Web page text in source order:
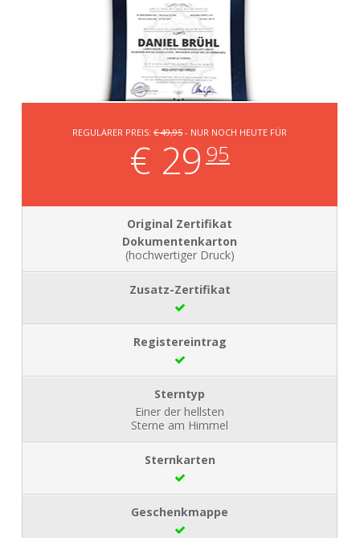
REGULÄRER PREIS: € 49,95 - NUR NOCH HEUTE FÜR
€ 29 95
Dokumentenkarton
(hochwertiger Druck)
Einer der hellsten
Sterne am Himmel